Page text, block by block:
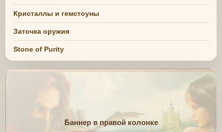
Кристаллы и гемстоуны
Заточка оружия
Stone of Purity
Баннер в правой колонке